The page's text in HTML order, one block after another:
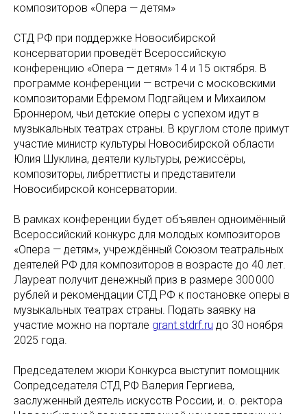
композиторов «Опера — детям»
СТД РФ при поддержке Новосибирской
консерватории проведёт Всероссийскую
конференцию «Опера — детям» 14 и 15 октября. В
программе конференции — встречи с московскими
композиторами Ефремом Подгайцем и Михаилом
Броннером, чьи детские оперы с успехом идут в
музыкальных театрах страны. В круглом столе примут
участие министр культуры Новосибирской области
Юлия Шуклина, деятели культуры, режиссёры,
композиторы, либреттисты и представители
Новосибирской консерватории.
В рамках конференции будет объявлен одноимённый
Всероссийский конкурс для молодых композиторов
«Опера — детям», учреждённый Союзом театральных
деятелей РФ для композиторов в возрасте до 40 лет.
Лауреат получит денежный приз в размере 300 000
рублей и рекомендации СТД РФ к постановке оперы в
музыкальных театрах страны. Подать заявку на
участие можно на портале grant.stdrf.ru до 30 ноября
2025 года.
Председателем жюри Конкурса выступит помощник
Сопредседателя СТД РФ Валерия Гергиева,
заслуженный деятель искусств России, и. о. ректора